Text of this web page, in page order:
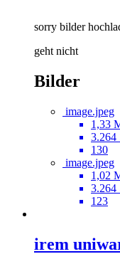
sorry bilder
geht nicht
Bilder
image.jpeg
1,33
3.264
130
image.jpeg
1,02
3.264
123
irem